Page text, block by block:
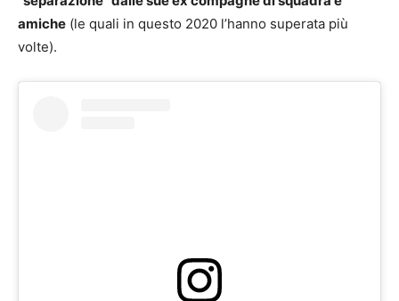
amiche (le quali in questo 2020 l’hanno superata più
volte).